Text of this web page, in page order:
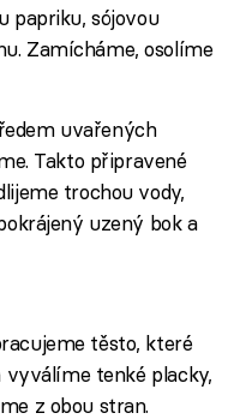
papriku, sójovou
Zamícháme, osolíme
uvařených
Takto připravené
trochou vody,
uzený bok a
těsto, které
vyválíme tenké placky,
z obou stran.